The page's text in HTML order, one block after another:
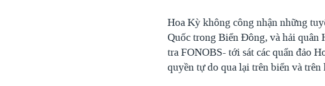
Hoa Kỳ không công nhận những
Quốc trong Biển Đông, và hải quân
tra FONOBS- tới sát các quẩn đảo
quyền tự do qua lại trên biển và